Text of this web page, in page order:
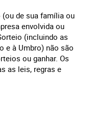
de sua família ou
envolvida ou
(incluindo as
e à Umbro) não são
ou ganhar. Os
as leis, regras e